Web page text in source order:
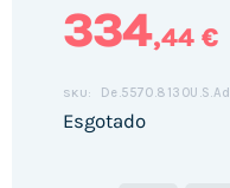
334,44 €
SKU:
Esgotado